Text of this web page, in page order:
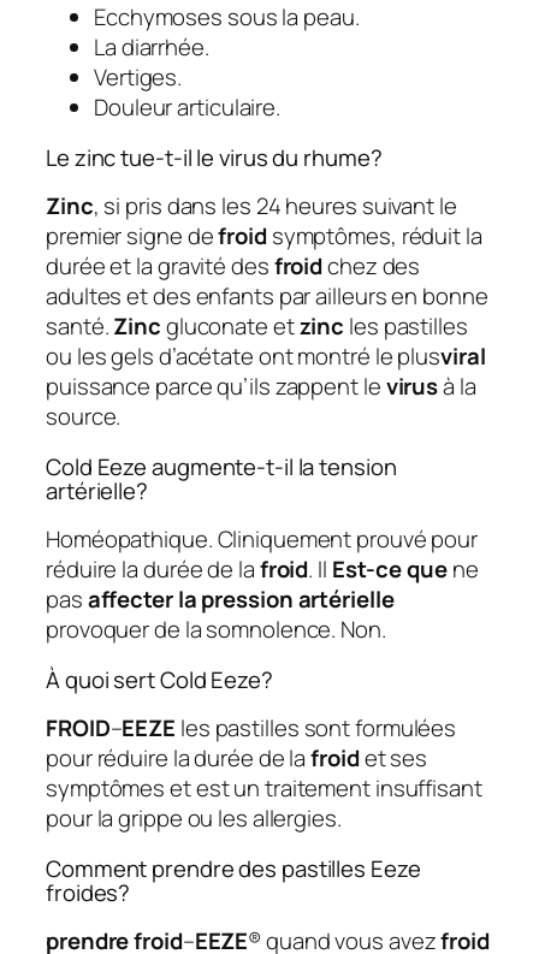
Ecchymoses sous la peau.
La diarrhée.
Vertiges.
Douleur articulaire.
Le zinc tue-t-il le virus du rhume?
Zinc, si pris dans les 24 heures suivant le
premier signe defroidsymptômes, réduit la
durée et la gravité desfroidchez des
adultes et des enfants par ailleurs en bonne
santé.Zincgluconate etzinc les pastilles
ou les gels d’acétate ont montré le plusviral
puissance parce qu’ils zappent levirusà la
source.
Cold Eeze augmente-t-il la tension
artérielle?
Homéopathique. Cliniquement prouvé pour
réduire la durée de lafroid. Il Est-ce quene
pasaffecter la pression artérielle
provoquer de la somnolence. Non.
À quoi sert Cold Eeze?
FROID–EEZE les pastilles sont formulées
pour réduire la durée de lafroidet ses
symptômes et est un traitement insuffisant
pour la grippe ou les allergies.
Comment prendre des pastilles Eeze
froides?
prendre froid–EEZE® quand vous avezfroid